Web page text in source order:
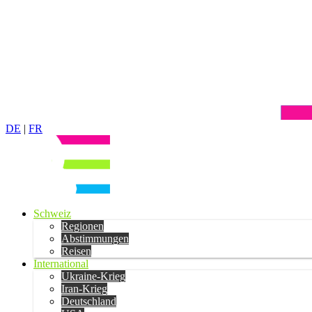
DE | FR
Schweiz
Regionen
Abstimmungen
Reisen
International
Ukraine-Krieg
Iran-Krieg
Deutschland